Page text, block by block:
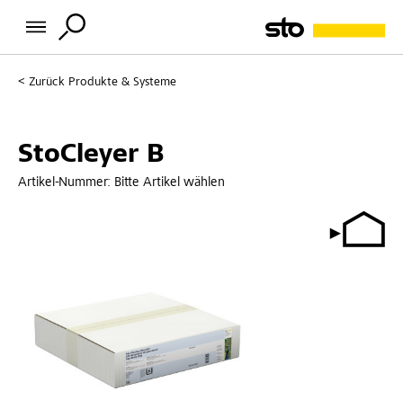
Zurück Produkte & Systeme
StoCleyer B
Artikel-Nummer: Bitte Artikel wählen